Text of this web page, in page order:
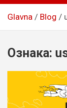
Glavna Blog
Ознака: